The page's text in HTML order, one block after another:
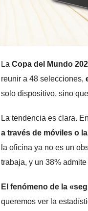
La Copa del Mundo
reunir a 48 selecciones,
solo dispositivo, sino
La tendencia es clara.
a través de móviles o
la oficina ya no es un
trabaja, y un 38%
El fenómeno de la
queremos ver la